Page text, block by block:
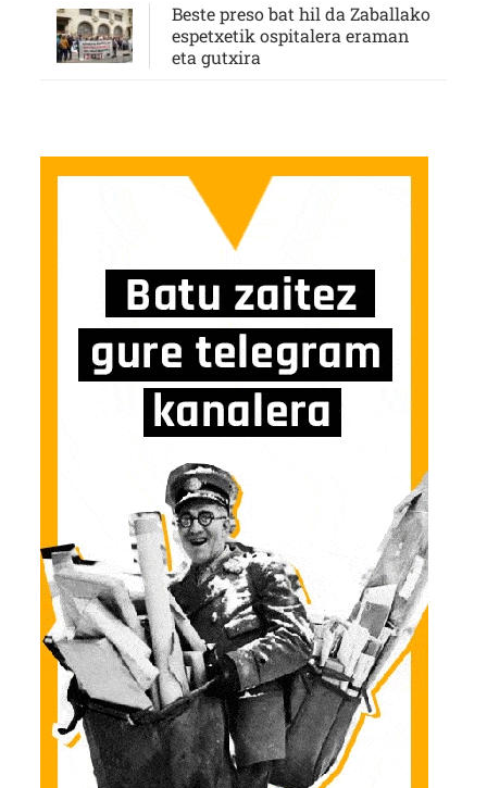
Beste preso bat hil da Zaballako
espetxetik ospitalera eraman
eta gutxira